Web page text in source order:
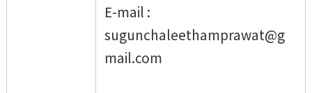
E-mail :
sugunchaleethamprawat@g
mail.com